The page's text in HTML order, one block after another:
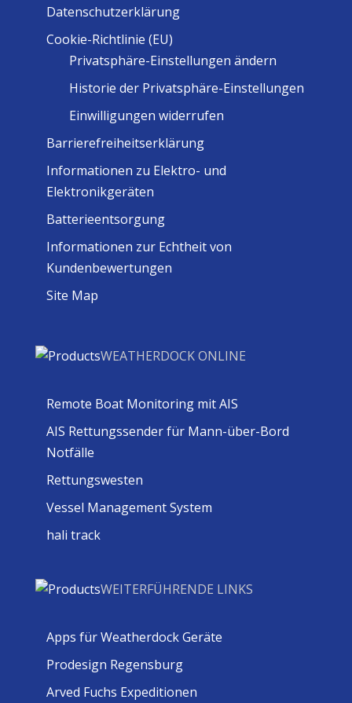
Datenschutzerklärung
Cookie-Richtlinie (EU)
Privatsphäre-Einstellungen ändern
Historie der Privatsphäre-Einstellungen
Einwilligungen widerrufen
Barrierefreiheitserklärung
Informationen zu Elektro- und
Elektronikgeräten
Batterieentsorgung
Informationen zur Echtheit von
Kundenbewertungen
Site Map
WEATHERDOCK ONLINE
Remote Boat Monitoring mit AIS
AIS Rettungssender für Mann-über-Bord
Notfälle
Rettungswesten
Vessel Management System
hali track
WEITERFÜHRENDE LINKS
Apps für Weatherdock Geräte
Prodesign Regensburg
Arved Fuchs Expeditionen